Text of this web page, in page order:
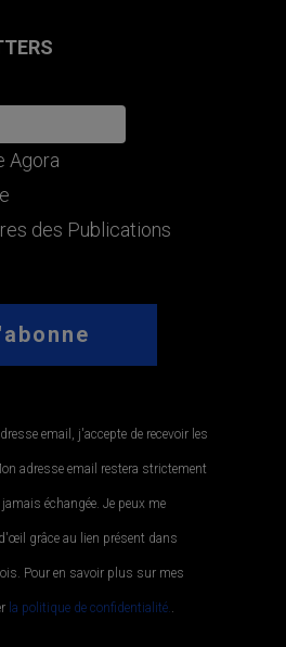
Agora
des Publications
email, j'accepte de recevoir les
adresse email restera strictement
échangée. Je peux me
grâce au lien présent dans
Pour en savoir plus sur mes
la politique de confidentialité..